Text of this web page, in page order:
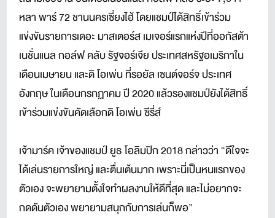
หลา พาร์ 72 ชานนครเซี่ยงไฮ้ โดยแชมป์ได้สิทธิ์เข้าร่วม
แข่งขันรายการเดอะ มาสเตอร์ส เมเจอร์แรกแห่งปีที่ออกัสต้า
เนชั่นแนล กอล์ฟ คลับ รัฐจอร์เจีย ประเทศสหรัฐอเมริกาใน
เดือนเมษายน และดิ โอเพ่น ที่รอยัล เซนต์จอร์จ ประเทศ
อังกฤษ ในเดือนกรกฏาคม ปี 2020 แล้วรองแชมป์ยังได้สิทธิ์
เข้าร่วมแข่งขันคัดเลือกดิ โอเพ่น ซีรี่ส์
เจ้ามาร์ค เจ้าของแชมป์ ยูธ โอลิมปิก 2018 กล่าวว่า “ดีใจจะ
ได้เล่นรายการใหญ่ และตื่นเต้นมาก เพราะนี่เป็นหนแรกของ
ตัวเอง จะพยายามตั้งใจทำผลงานให้ดีที่สุด และไม่อยากจะ
กดดันตัวเอง พยายามสนุกกับการเล่นก็พอ”